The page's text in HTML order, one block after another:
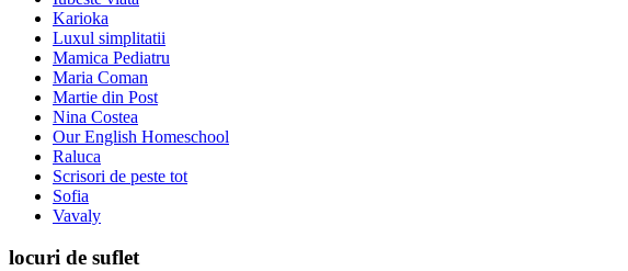
Karioka
Luxul simplitatii
Mamica Pediatru
Maria Coman
Martie din Post
Nina Costea
Our English Homeschool
Raluca
Scrisori de peste tot
Sofia
Vavaly
locuri de suflet